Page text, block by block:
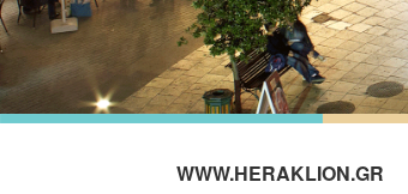
WWW.HERAKLION.GR